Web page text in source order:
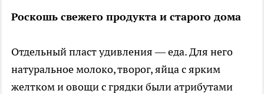
Роскошь свежего продукта и старого дома
Отдельный пласт удивления — еда. Для него
натуральное молоко, творог, яйца с ярким
желтком и овощи с грядки были атрибутами